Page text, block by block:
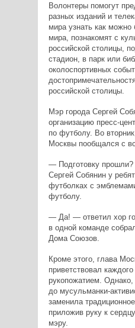
Волонтеры помогут
разных изданий и
мира узнать как
мира, познакомят с
российской столицы,
стадион, в парк или
околоспортивных
российской столицы.
Мэр города Сергей
организацию пресс-
по футболу. Во
Москвы пообщался с
— Подготовку
Сергей Собянин у
футболках с
футболу.
— Да! — ответил хор
в одной команде
Дома Союзов.
Кроме этого, глава
приветствовал
рукопожатием.
до мусульманки-
заменила традиционное
приложив руку к
мэру.